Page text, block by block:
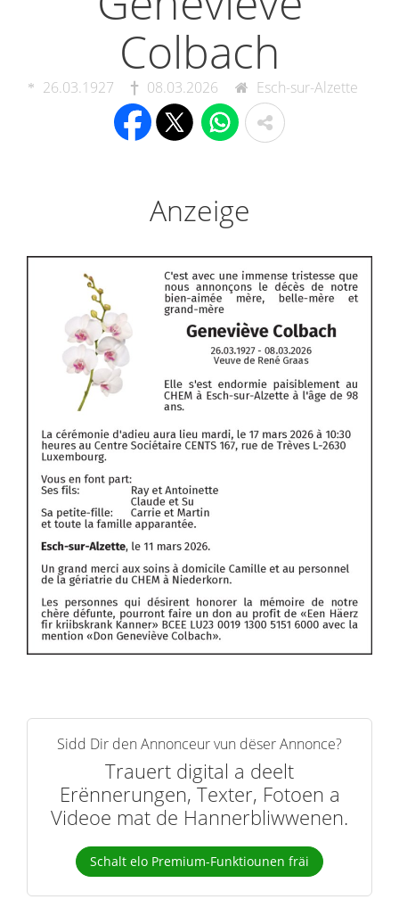
Colbach
26.03.1927 08.03.2026 Esch-sur-Alzette
Anzeige
Sidd Dir den Annonceur vun dëser Annonce?
Trauert digital a deelt
Erënnerungen, Texter, Fotoen a
Videoe mat de Hannerbliwwenen.
Schalt elo Premium-Funktiounen fräi